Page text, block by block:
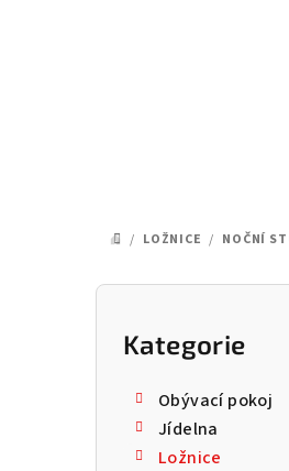
DOMŮ
/ LOŽNICE / NOČNÍ
P
Přeskočit
kategorie
Kategorie
Obývací pokoj
Jídelna
Ložnice